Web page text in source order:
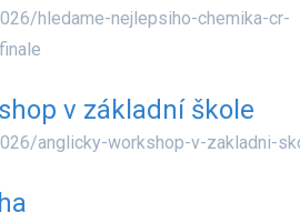
hledame-nejlepsiho-chemika-cr-
v základní škole
anglicky-workshop-v-zakladni-